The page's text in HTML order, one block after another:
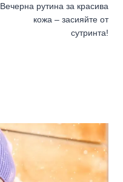
Вечерна рутина за красива
кожа – засияйте от
сутринта!